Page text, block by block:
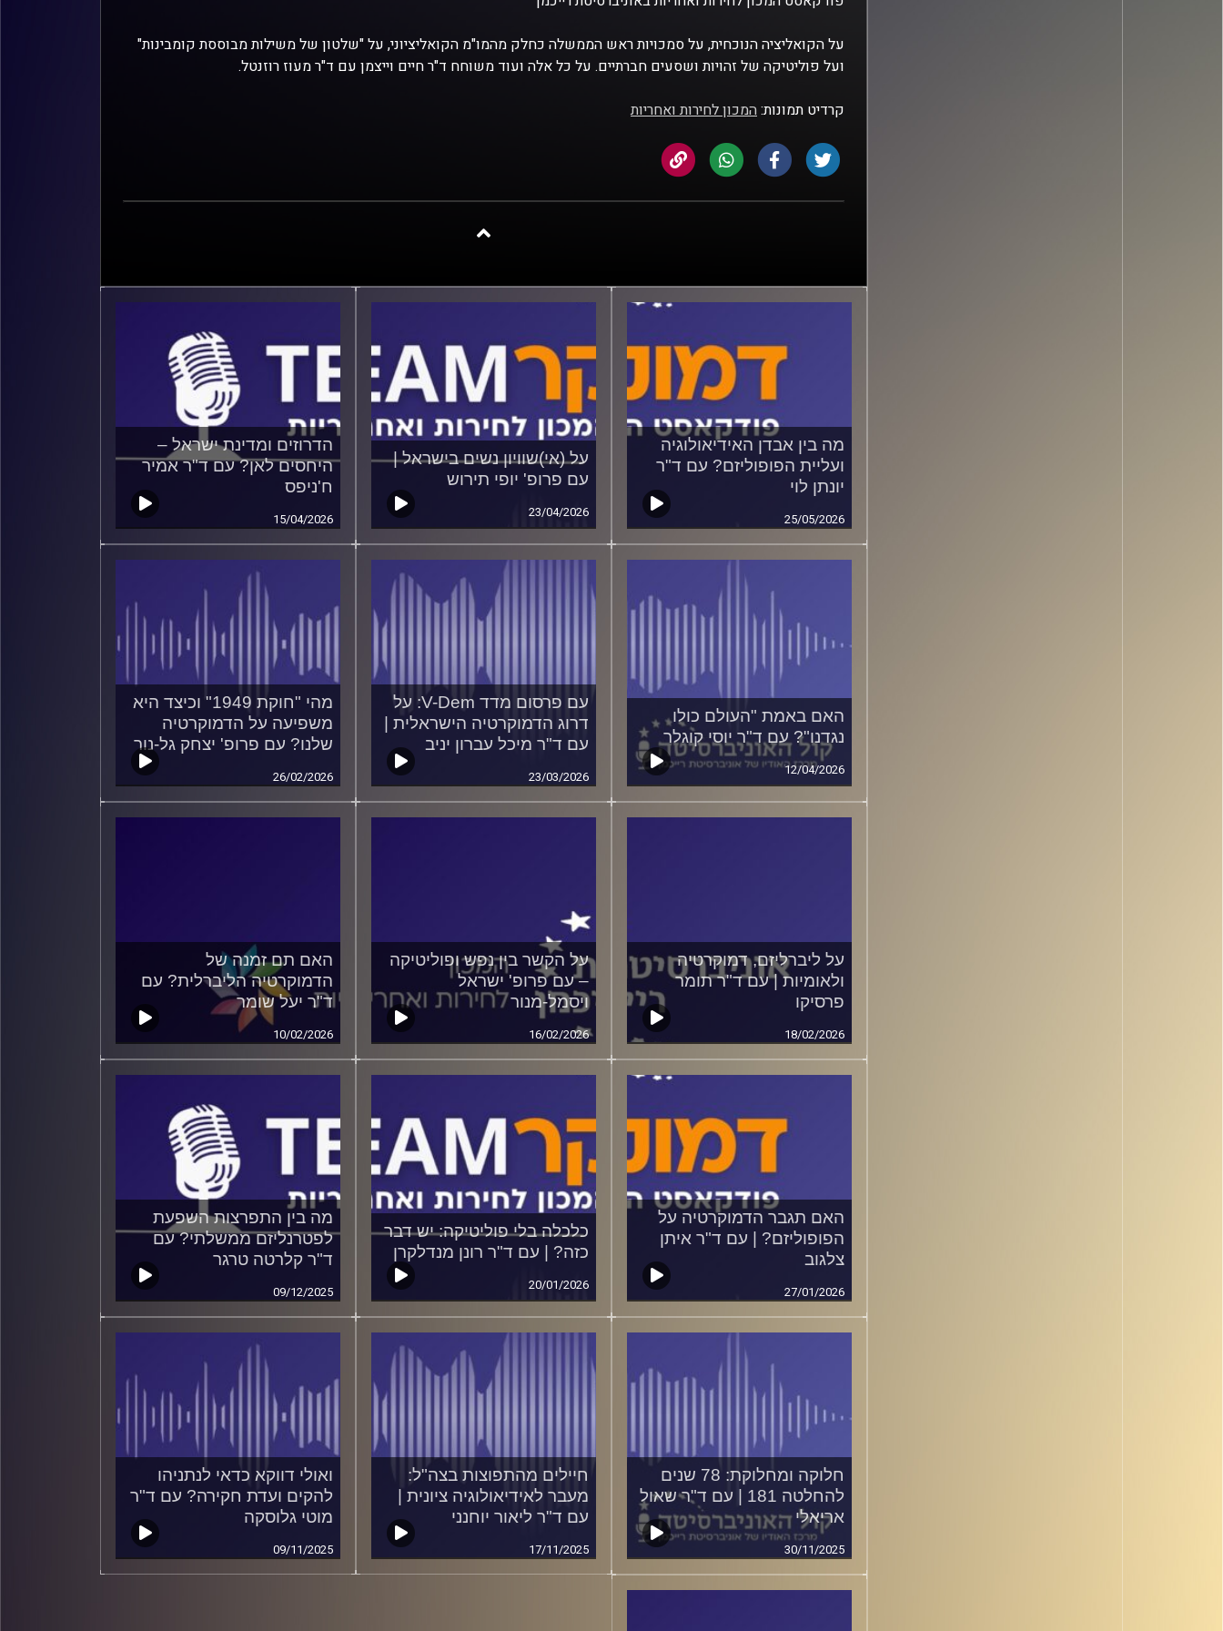
על הקואליציה הנוכחית, על סמכויות ראש הממשלה כחלק מהמו"מ הקואליציוני, על "שלטון של משילות מבוססת קומבינות"
ועל פוליטיקה של זהויות ושסעים חברתיים. על כל אלה ועוד משוחח ד"ר חיים וייצמן עם ד"ר מעוז רוזנטל.
קרדיט תמונות:המכון לחירות ואחריות
מה בין אבדן האידיאולוגיה
ועליית הפופוליזם? עם ד"ר
יונתן לוי
25/05/2026
על (אי)שוויון נשים בישראל |
עם פרופ' יופי תירוש
23/04/2026
הדרוזים ומדינת ישראל –
היחסים לאן? עם ד"ר אמיר
ח'ניפס
15/04/2026
האם באמת "העולם כולו
נגדנו"? עם ד"ר יוסי קוגלר
12/04/2026
עם פרסום מדד V-Dem: על
דרוג הדמוקרטיה הישראלית |
עם ד"ר מיכל עברון יניב
23/03/2026
מהי "חוקת 1949" וכיצד היא
משפיעה על הדמוקרטיה
שלנו? עם פרופ' יצחק גל-נור
26/02/2026
על ליברליזם, דמוקרטיה
ולאומיות | עם ד"ר תומר
פרסיקו
18/02/2026
על הקשר בין נפש ופוליטיקה
– עם פרופ' ישראל
ויסמל-מנור
16/02/2026
האם תם זמנה של
הדמוקרטיה הליברלית? עם
ד"ר יעל שומר
10/02/2026
האם תגבר הדמוקרטיה על
הפופוליזם? | עם ד"ר איתן
צלגוב
27/01/2026
כלכלה בלי פוליטיקה: יש דבר
כזה? | עם ד"ר רונן מנדלקרן
20/01/2026
מה בין התפרצות השפעת
לפטרנליזם ממשלתי? עם
ד"ר קלרטה טרגר
09/12/2025
חלוקה ומחלוקת: 78 שנים
להחלטה 181 | עם ד"ר שאול
אריאלי
30/11/2025
חיילים מהתפוצות בצה"ל:
מעבר לאידיאולוגיה ציונית |
עם ד"ר ליאור יוחנני
17/11/2025
ואולי דווקא כדאי לנתניהו
להקים ועדת חקירה? עם ד"ר
מוטי גלוסקה
09/11/2025